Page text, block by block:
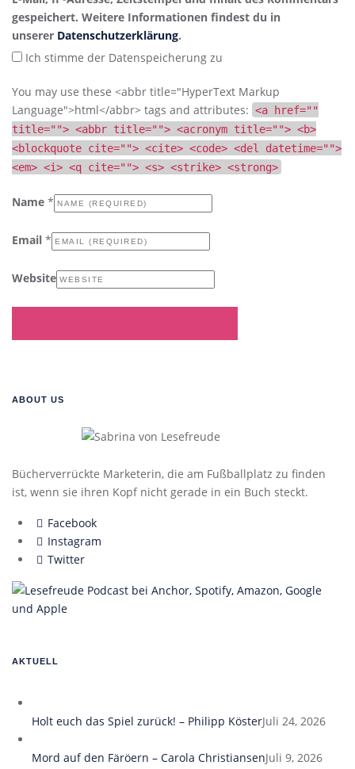
gespeichert. Weitere Informationen findest du in
unserer Datenschutzerklärung.
Ich stimme der Datenspeicherung zu
You may use these <abbr title="HyperText Markup
Language">html</abbr> tags and attributes: <a href=""
title=""> <abbr title=""> <acronym title=""> <b>
<blockquote cite=""> <cite> <code> <del datetime="">
<em> <i> <q cite=""> <s> <strike> <strong>
Name *
Email *
Website
ABOUT US
Bücherverrückte Marketerin, die am Fußballplatz zu finden
ist, wenn sie ihren Kopf nicht gerade in ein Buch steckt.
Facebook
Instagram
Twitter
AKTUELL
Holt euch das Spiel zurück! – Philipp KösterJuli 24, 2026
Mord auf den Färöern – Carola ChristiansenJuli 9, 2026